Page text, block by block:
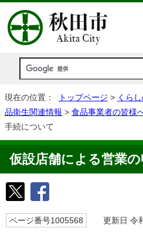
現在の位置： トップページ > くら
品衛生関連情報 > 食品事業者の皆様
手続について
仮設店舗による営業
ページ番号1005568 更新日 令